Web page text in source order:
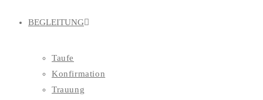
BEGLEITUNG
Taufe
Konfirmation
Trauung